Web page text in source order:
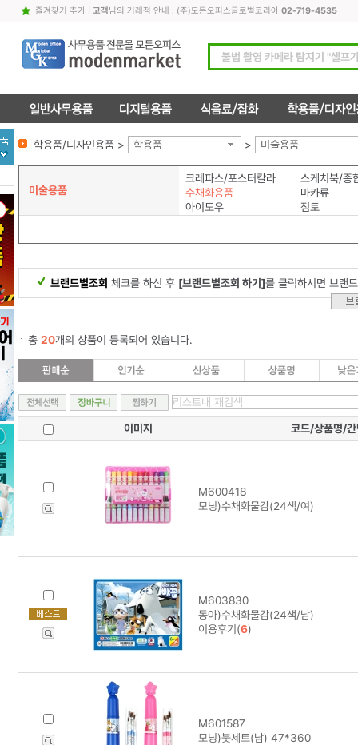
즐겨찾기 추가| 고객님의 거래점 안내 : (주)모든오피스글로벌코리아 02-719-4535
학용품/디자인용품 > 학용품 > 미술용품
미술용품
크레파스/포스터칼라
스케치북/종
수채화용품
마카류
아이도우
점토
브랜드별조회 체크를 하신 후 [브랜드별조회 하기]를 클릭하시면 브랜
총 20개의 상품이 등록되어 있습니다.
이미지 코드/상품명/간
M600418
모닝)수채화물감(24색/여)
M603830
동아)수채화물감(24색/남)
이용후기(6)
M601587
모닝)붓세트(남) 47*360